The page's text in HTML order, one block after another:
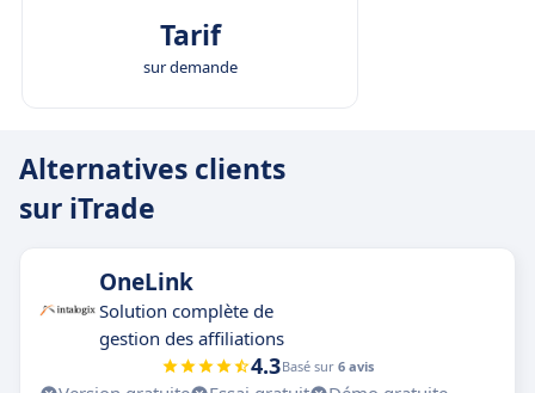
Tarif
sur demande
Alternatives clients
sur iTrade
OneLink
Solution complète de
gestion des affiliations
4.3Basé sur 6 avis